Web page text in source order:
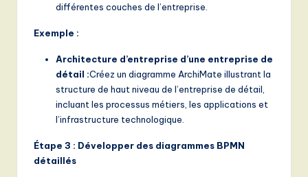
différentes couches de l’entreprise.
Exemple :
Architecture d’entreprise d’une entreprise de
détail :Créez un diagramme ArchiMate illustrant la
structure de haut niveau de l’entreprise de détail,
incluant les processus métiers, les applications et
l’infrastructure technologique.
Étape 3 : Développer des diagrammes BPMN
détaillés